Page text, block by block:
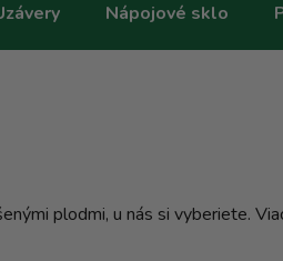
Nápojové sklo
plodmi, u nás si vyberiete.